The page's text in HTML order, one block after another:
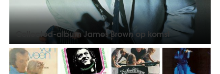
Collected-album James Brown op komst